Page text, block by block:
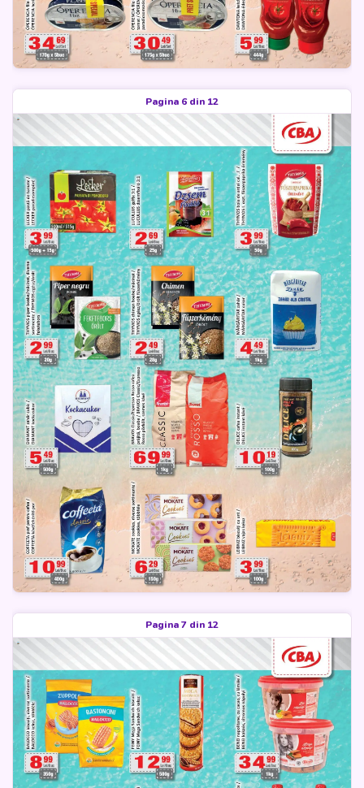
Pagina 6 din 12
Pagina 7 din 12